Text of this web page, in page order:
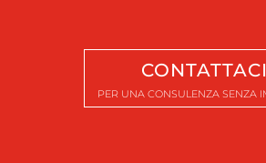
CONTATTACI
PER UNA CONSULENZA SENZA